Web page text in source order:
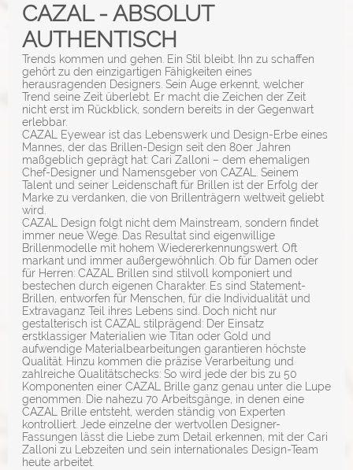
CAZAL - ABSOLUT
AUTHENTISCH
Trends kommen und gehen. Ein Stil bleibt. Ihn zu schaffen
gehört zu den einzigartigen Fähigkeiten eines
herausragenden Designers. Sein Auge erkennt, welcher
Trend seine Zeit überlebt. Er macht die Zeichen der Zeit
nicht erst im Rückblick, sondern bereits in der Gegenwart
erlebbar.
CAZAL Eyewear ist das Lebenswerk und Design-Erbe eines
Mannes, der das Brillen-Design seit den 80er Jahren
maßgeblich geprägt hat: Cari Zalloni – dem ehemaligen
Chef-Designer und Namensgeber von CAZAL. Seinem
Talent und seiner Leidenschaft für Brillen ist der Erfolg der
Marke zu verdanken, die von Brillenträgern weltweit geliebt
wird.
CAZAL Design folgt nicht dem Mainstream, sondern findet
immer neue Wege. Das Resultat sind eigenwillige
Brillenmodelle mit hohem Wiedererkennungswert. Oft
markant und immer außergewöhnlich. Ob für Damen oder
für Herren: CAZAL Brillen sind stilvoll komponiert und
bestechen durch eigenen Charakter. Es sind Statement-
Brillen, entworfen für Menschen, für die Individualität und
Extravaganz Teil ihres Lebens sind. Doch nicht nur
gestalterisch ist CAZAL stilprägend: Der Einsatz
erstklassiger Materialien wie Titan oder Gold und
aufwendige Materialbearbeitungen garantieren höchste
Qualität. Hinzu kommen die präzise Verarbeitung und
zahlreiche Qualitätschecks: So wird jede der bis zu 50
Komponenten einer CAZAL Brille ganz genau unter die Lupe
genommen. Die nahezu 70 Arbeitsgänge, in denen eine
CAZAL Brille entsteht, werden ständig von Experten
kontrolliert. Jede einzelne der wertvollen Designer-
Fassungen lässt die Liebe zum Detail erkennen, mit der Cari
Zalloni zu Lebzeiten und sein internationales Design-Team
heute arbeitet.